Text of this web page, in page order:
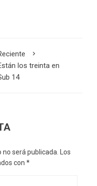
los treinta en
14
será publicada.
Los
con *